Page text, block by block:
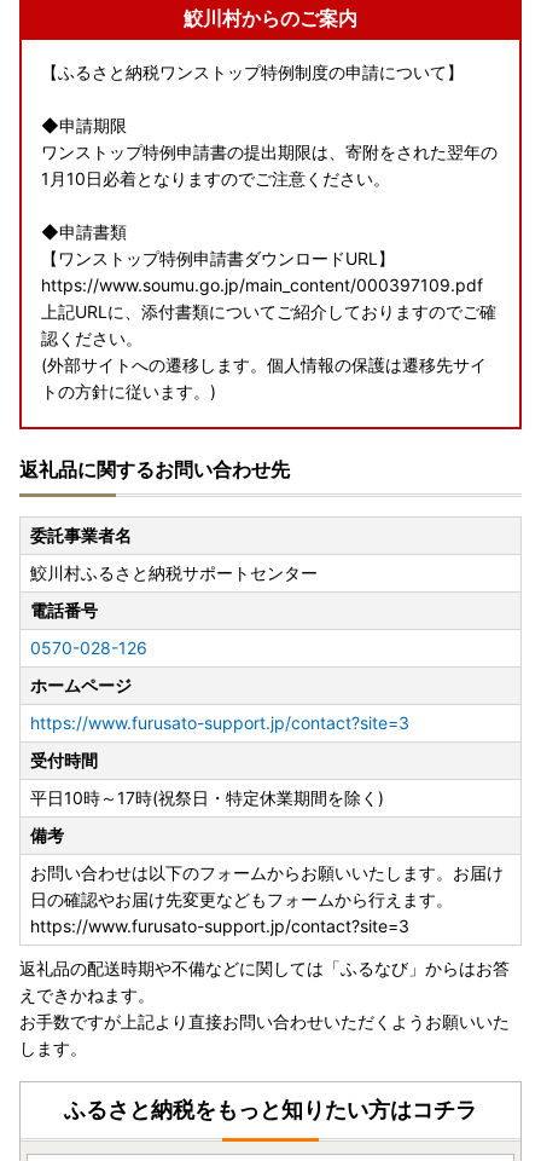
鮫川村からのご案内
【ふるさと納税ワンストップ特例制度の申請について】
◆申請期限
ワンストップ特例申請書の提出期限は、寄附をされた翌年の
1月10日必着となりますのでご注意ください。
◆申請書類
【ワンストップ特例申請書ダウンロードURL】
https://www.soumu.go.jp/main_content/000397109.pdf
上記URLに、添付書類についてご紹介しておりますのでご確
認ください。
(外部サイトへの遷移します。個人情報の保護は遷移先サイ
トの方針に従います。)
〒963-8401
福島県東白川郡鮫川村大字赤坂中野 字新宿３９番地５
総務課 財政係
TEL：0247-49-3111
返礼品に関するお問い合わせ先
委託事業者名
鮫川村ふるさと納税サポートセンター
電話番号
0570-028-126
ホームページ
https://www.furusato-support.jp/contact?site=3
受付時間
平日10時～17時(祝祭日・特定休業期間を除く)
備考
お問い合わせは以下のフォームからお願いいたします。お届け
日の確認やお届け先変更などもフォームから行えます。
https://www.furusato-support.jp/contact?site=3
返礼品の配送時期や不備などに関しては「ふるなび」からはお答
えできかねます。
お手数ですが上記より直接お問い合わせいただくようお願いいた
します。
ふるさと納税をもっと知りたい方はコチラ